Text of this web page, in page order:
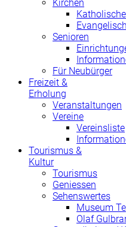
Kirchen
Senioren
Für Neubürger
Freizeit &
Erholung
Veranstaltungen
Vereine
Vereinsliste
Tourismus &
Kultur
Tourismus
Geniessen
Sehenswertes
Museum
Olaf